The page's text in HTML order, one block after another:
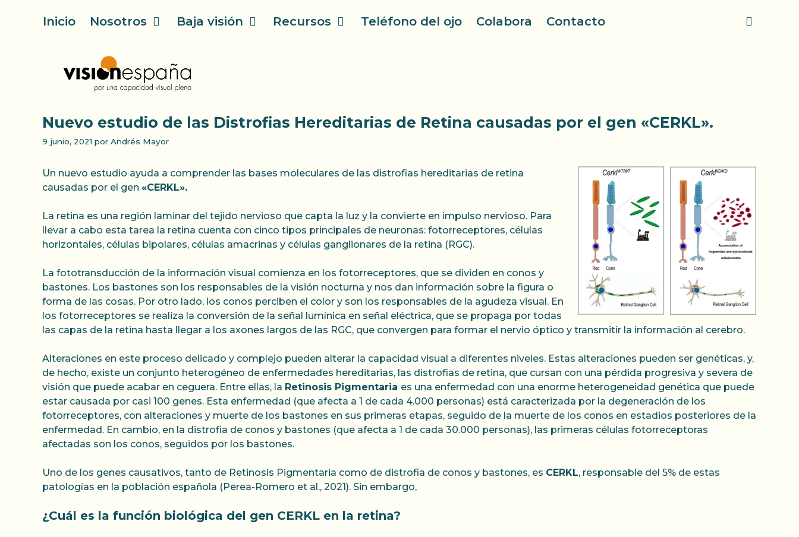
Inicio Nosotros Baja visión Recursos Teléfono del ojo Colabora Contacto
Nuevo estudio de las Distrofias Hereditarias de Retina causadas por el gen «CERKL».
9 junio, 2021 por Andrés Mayor
Un nuevo estudio ayuda a comprender las bases moleculares de las distrofias hereditarias de retina
causadas por el gen «CERKL».
La retina es una región laminar del tejido nervioso que capta la luz y la convierte en impulso nervioso. Para
llevar a cabo esta tarea la retina cuenta con cinco tipos principales de neuronas: fotorreceptores, células
horizontales, células bipolares, células amacrinas y células ganglionares de la retina (RGC).
La fototransducción de la información visual comienza en los fotorreceptores, que se dividen en conos y
bastones. Los bastones son los responsables de la visión nocturna y nos dan información sobre la figura o
forma de las cosas. Por otro lado, los conos perciben el color y son los responsables de la agudeza visual. En
los fotorreceptores se realiza la conversión de la señal lumínica en señal eléctrica, que se propaga por todas
las capas de la retina hasta llegar a los axones largos de las RGC, que convergen para formar el nervio óptico y transmitir la información al cerebro.
Alteraciones en este proceso delicado y complejo pueden alterar la capacidad visual a diferentes niveles. Estas alteraciones pueden ser genéticas, y,
de hecho, existe un conjunto heterogéneo de enfermedades hereditarias, las distrofias de retina, que cursan con una pérdida progresiva y severa de
visión que puede acabar en ceguera. Entre ellas, la Retinosis Pigmentaria es una enfermedad con una enorme heterogeneidad genética que puede
estar causada por casi 100 genes. Esta enfermedad (que afecta a 1 de cada 4.000 personas) está caracterizada por la degeneración de los
fotorreceptores, con alteraciones y muerte de los bastones en sus primeras etapas, seguido de la muerte de los conos en estadios posteriores de la
enfermedad. En cambio, en la distrofia de conos y bastones (que afecta a 1 de cada 30.000 personas), las primeras células fotorreceptoras
afectadas son los conos, seguidos por los bastones.
Uno de los genes causativos, tanto de Retinosis Pigmentaria como de distrofia de conos y bastones, es CERKL, responsable del 5% de estas
patologías en la población española (Perea-Romero et al., 2021). Sin embargo,
¿Cuál es la función biológica del gen CERKL en la retina?